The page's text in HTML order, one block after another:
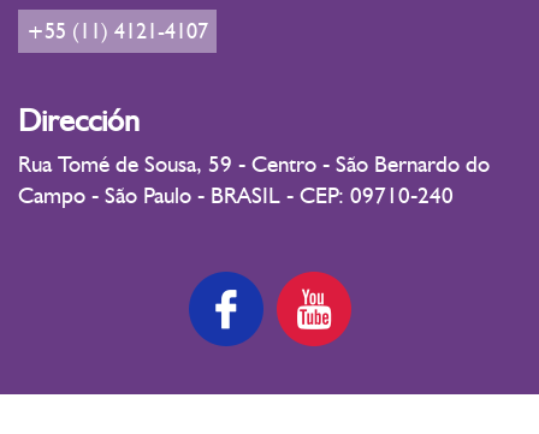
+55 (11) 4121-4107
Dirección
Rua Tomé de Sousa, 59 - Centro - São Bernardo do
Campo - São Paulo - BRASIL - CEP: 09710-240